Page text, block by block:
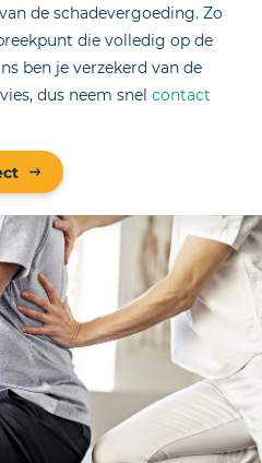
de schadevergoeding. Zo
die volledig op de
ben je verzekerd van de
dus neem snel contact